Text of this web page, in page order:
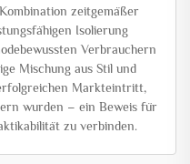
zeitgemäßer
Isolierung
Verbrauchern
Mischung aus Stil und
Markteintritt,
wurden – ein Beweis für
zu verbinden.